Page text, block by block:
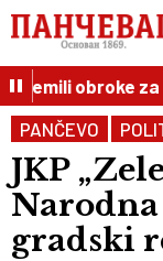
obroke za
PANČEVO
JKP
gradski